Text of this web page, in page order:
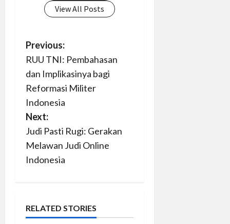
View All Posts
P
o
s
t
n
a
g
Previous:
RUU TNI: Pembahasan
dan Implikasinya bagi
Reformasi Militer
Indonesia
Next:
Judi Pasti Rugi: Gerakan
Melawan Judi Online
Indonesia
RELATED STORIES